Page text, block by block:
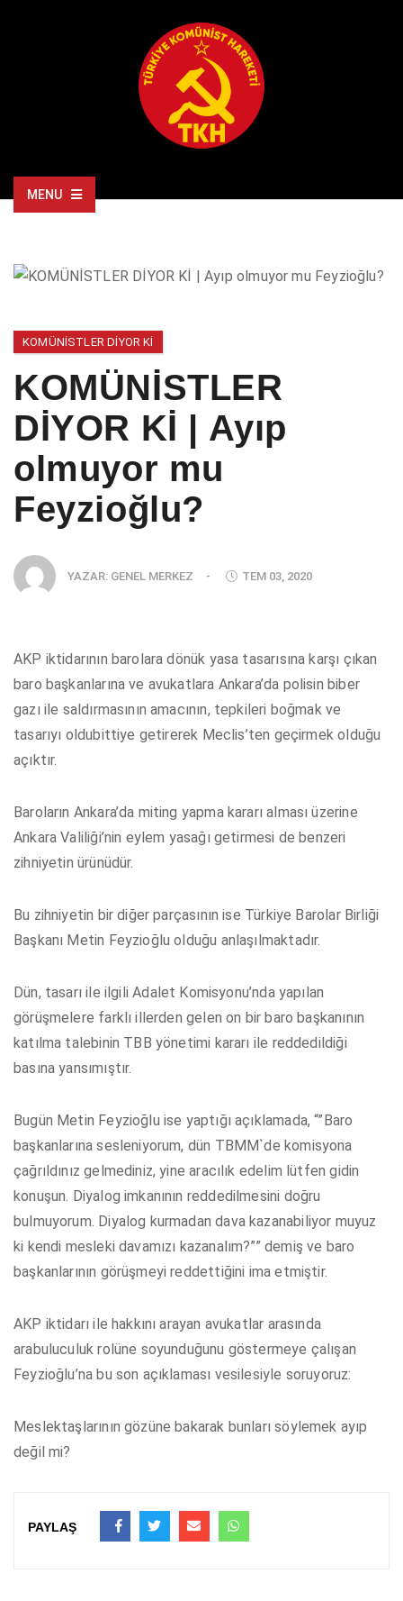
MENU
KOMÜNISTLER DIYOR KI
KOMÜNİSTLER
DİYOR Kİ | Ayıp
olmuyor mu
Feyzioğlu?
YAZAR: GENEL MERKEZ - TEM 03, 2020
AKP iktidarının barolara dönük yasa tasarısına karşı çıkan
baro başkanlarına ve avukatlara Ankara’da polisin biber
gazı ile saldırmasının amacının, tepkileri boğmak ve
tasarıyı oldubittiye getirerek Meclis’ten geçirmek olduğu
açıktır.
Baroların Ankara’da miting yapma kararı alması üzerine
Ankara Valiliği’nin eylem yasağı getirmesi de benzeri
zihniyetin ürünüdür.
Bu zihniyetin bir diğer parçasının ise Türkiye Barolar Birliği
Başkanı Metin Feyzioğlu olduğu anlaşılmaktadır.
Dün, tasarı ile ilgili Adalet Komisyonu’nda yapılan
görüşmelere farklı illerden gelen on bir baro başkanının
katılma talebinin TBB yönetimi kararı ile reddedildiği
basına yansımıştır.
Bugün Metin Feyzioğlu ise yaptığı açıklamada, “”Baro
başkanlarına sesleniyorum, dün TBMM`de komisyona
çağrıldınız gelmediniz, yine aracılık edelim lütfen gidin
konuşun. Diyalog imkanının reddedilmesini doğru
bulmuyorum. Diyalog kurmadan dava kazanabiliyor muyuz
ki kendi mesleki davamızı kazanalım?”” demiş ve baro
başkanlarının görüşmeyi reddettiğini ima etmiştir.
AKP iktidarı ile hakkını arayan avukatlar arasında
arabuluculuk rolüne soyunduğunu göstermeye çalışan
Feyzioğlu’na bu son açıklaması vesilesiyle soruyoruz:
Meslektaşlarının gözüne bakarak bunları söylemek ayıp
değil mi?
PAYLAŞ